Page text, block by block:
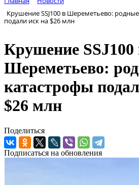
Крушение SSJ100 в Шереметьево:
подали иск на $26 млн
Крушение SSJ100
Шереметьево:
катастрофы
$26 млн
Поделиться
Подписаться на обновления